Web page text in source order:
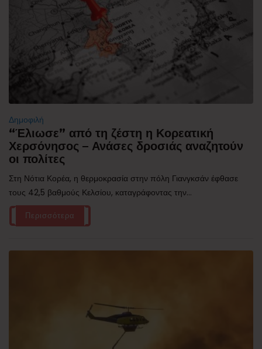
Δημοφιλή
“Έλιωσε” από τη ζέστη η Κορεατική
Χερσόνησος – Ανάσες δροσιάς αναζητούν
οι πολίτες
Στη Νότια Κορέα, η θερμοκρασία στην πόλη Γιανγκσάν έφθασε
τους 42,5 βαθμούς Κελσίου, καταγράφοντας την...
Περισσότερα